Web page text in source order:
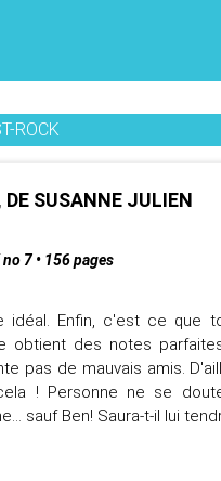
ROCK
SUSANNE JULIEN
no 7 • 156 pages
idéal. Enfin, c'est ce que
obtient des notes
pas de mauvais amis.
! Personne ne se
sauf Ben! Saura-t-il lui